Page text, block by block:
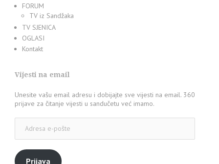
FORUM
TV iz Sandžaka
TV SJENICA
OGLASI
Kontakt
Vijesti na email
Unesite vašu email adresu i dobijajte sve vijesti na email. 360
prijave za čitanje vijesti u sandučetu već imamo.
pošte
Prijava